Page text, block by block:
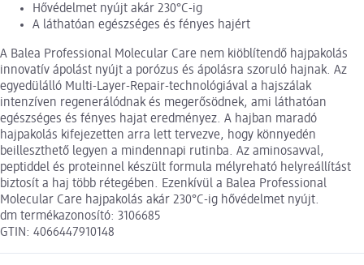
Hővédelmet nyújt akár 230°C-ig
A láthatóan egészséges és fényes hajért
A Balea Professional Molecular Care nem kiöblítendő hajpakolás
innovatív ápolást nyújt a porózus és ápolásra szoruló hajnak. Az
egyedülálló Multi-Layer-Repair-technológiával a hajszálak
intenzíven regenerálódnak és megerősödnek, ami láthatóan
egészséges és fényes hajat eredményez. A hajban maradó
hajpakolás kifejezetten arra lett tervezve, hogy könnyedén
beilleszthető legyen a mindennapi rutinba. Az aminosavval,
peptiddel és proteinnel készült formula mélyreható helyreállítást
biztosít a haj több rétegében. Ezenkívül a Balea Professional
Molecular Care hajpakolás akár 230°C-ig hővédelmet nyújt.
dm termékazonosító: 3106685
GTIN: 4066447910148